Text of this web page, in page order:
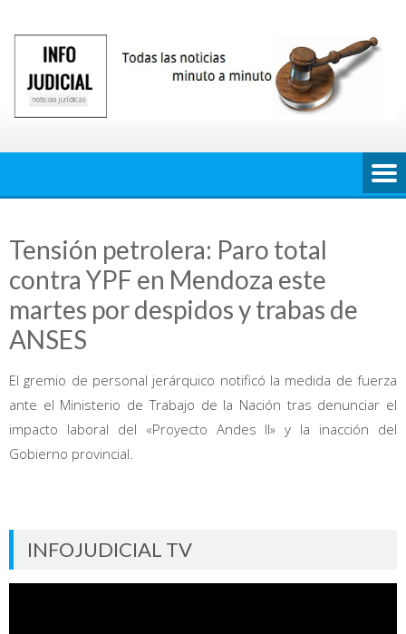
contenido
Tensión petrolera: Paro total
contra YPF en Mendoza este
martes por despidos y trabas de
ANSES
El gremio de personal jerárquico notificó la medida de fuerza
ante el Ministerio de Trabajo de la Nación tras denunciar el
impacto laboral del «Proyecto Andes II» y la inacción del
Gobierno provincial.
INFOJUDICIAL TV